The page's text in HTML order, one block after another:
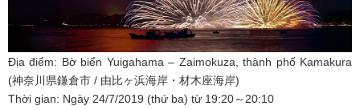
Địa điểm: Bờ biển Yuigahama – Zaimokuza, thành phố Kamakura
(神奈川県鎌倉市 / 由比ヶ浜海岸・材木座海岸)
Thời gian: Ngày 24/7/2019 (thứ ba) từ 19:20～20:10